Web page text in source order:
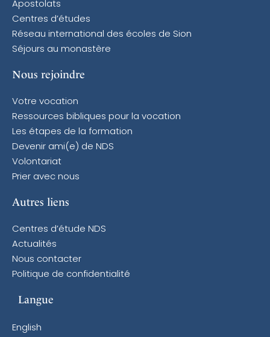
Apostolats
Centres d’études
Réseau international des écoles de Sion
Séjours au monastère
Nous rejoindre
Votre vocation
Ressources bibliques pour la vocation
Les étapes de la formation
Devenir ami(e) de NDS
Volontariat
Prier avec nous
Autres liens
Centres d’étude NDS
Actualités
Nous contacter
Politique de confidentialité
Langue
English